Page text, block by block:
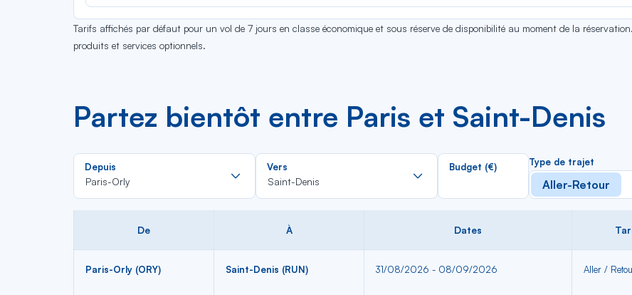
Tarifs affichés par défaut pour un vol de 7 jours en classe économique et sous réserve de disponibilité au moment de la
produits et services optionnels.
Partez bientôt entre Paris et Saint-Denis
Depuis
Paris-Orly
Rechercher
dans
la
Vers
Saint-Denis
Rechercher
la
Budget (€) Type de trajet
Aller-Retour
De À Dates
Paris-Orly (ORY) Saint-Denis (RUN) 31/08/2026 - 08/09/2026 Aller /